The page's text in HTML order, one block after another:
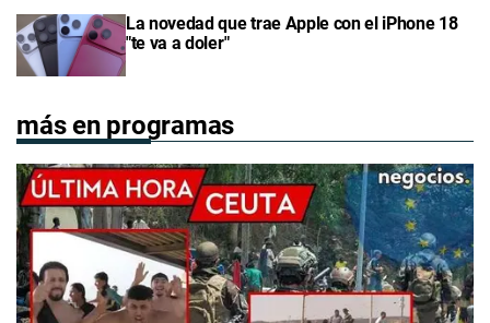
La novedad que trae Apple con el iPhone 18
"te va a doler"
más en programas